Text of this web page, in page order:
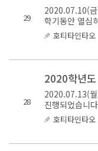
29
2020.07.10(금
학기동안 열심
영화제 마련되
준비해주신 선
호티타인타오
28
2020학년
2020.07.13(
진행되었습니
성적 받은 학생
수여되었습니
호티타인타오